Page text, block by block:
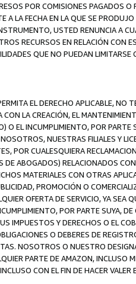
POR COMISIONES PAGADOS
A LA FECHA EN LA QUE SE
USTED RENUNCIA A
RECURSOS EN RELACIÓN CON
QUE NO PUEDAN LIMITARSE
EL DERECHO APLICABLE,
CON LA CREACIÓN, EL
O EL INCUMPLIMIENTO, POR
NUESTRAS FILIALES Y
POR CUALESQUIERA
DE ABOGADOS) RELACIONADOS
MATERIALES CON OTRAS
PROMOCIÓN O
OFERTA DE SERVICIO, YA SEA
POR PARTE SUYA,
IMPUESTOS Y DERECHOS O EL
O DEBERES DE
NOSOTROS O NUESTRO
PARTE DE AMAZON, INCLUSO
CON EL FIN DE HACER VALER